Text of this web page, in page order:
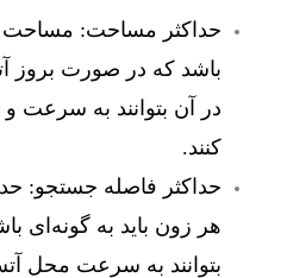
حداکثر مساحت: مساحت
باشد که در صورت بروز
در آن بتوانند به سرعت و
کنند.
حداکثر فاصله جستجو:
هر زون باید به گونه‌ای
بتوانند به سرعت محل